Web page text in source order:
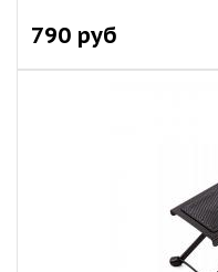
790 руб